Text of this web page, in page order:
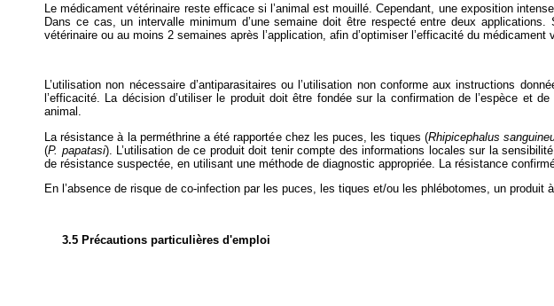
Le médicament vétérinaire reste efficace si l’animal est mouillé. Cependant, une exposition
Dans ce cas, un intervalle minimum d’une semaine doit être respecté entre deux
vétérinaire ou au moins 2 semaines après l’application, afin d’optimiser l’efficacité du médicament
L’utilisation non nécessaire d’antiparasitaires ou l’utilisation non conforme aux instructions
l’efficacité. La décision d’utiliser le produit doit être fondée sur la confirmation de l’espèce et
animal.
La résistance à la perméthrine a été rapportée chez les puces, les tiques (Rhipicephalus
(P. papatasi). L’utilisation de ce produit doit tenir compte des informations locales sur la
de résistance suspectée, en utilisant une méthode de diagnostic appropriée. La résistance
En l’absence de risque de co-infection par les puces, les tiques et/ou les phlébotomes, un produit
3.5 Précautions particulières d'emploi